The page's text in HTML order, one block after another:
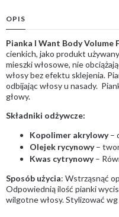
OPIS
Pianka I Want Body Volume
cienkich, jako produkt
mieszki włosowe, nie
włosy bez efektu sklejenia.
odbijając włosy u nasady.
głowy.
Składniki odżywcze:
Kopolimer akrylowy–
Olejek rycynowy–
Kwas cytrynowy–
Sposób użycia: Wstrząsnąć
Odpowiednią ilość pianki
wilgotne włosy. Stylizować